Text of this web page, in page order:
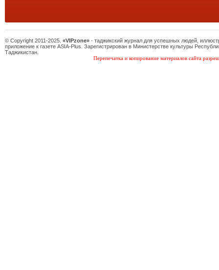
© Copyright 2011-2025. «VIPzone» - таджикский журнал для успешных людей,
приложение к газете ASIA-Plus. Зарегистрирован в Министерстве культуры
Таджикистан.
Перепечатка и копирование материалов сайта